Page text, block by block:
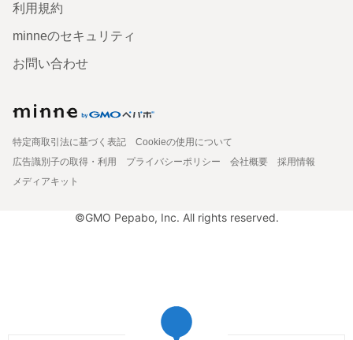
利用規約
minneのセキュリティ
お問い合わせ
特定商取引法に基づく表記
Cookieの使用について
広告識別子の取得・利用
プライバシーポリシー 会社概要
採用情報
メディアキット
©GMO Pepabo, Inc. All rights reserved.